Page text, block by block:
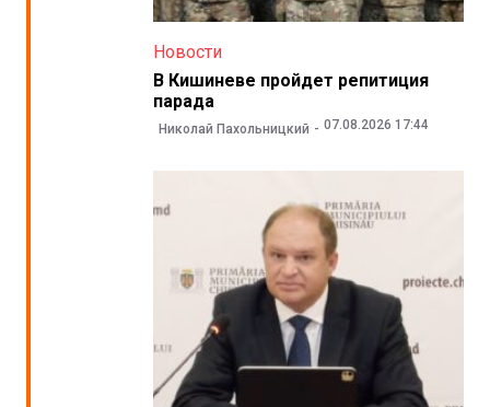
Новости
В Кишиневе пройдет репитиция
парада
Николай Пахольницкий 07.08.2026 17:44